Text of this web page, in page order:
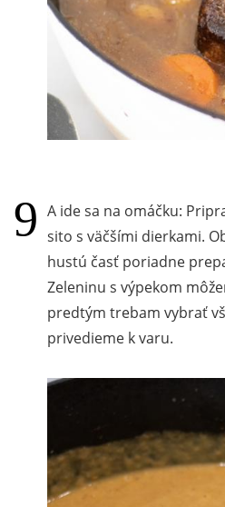
A ide sa na omáčku:
sito s väčšími dierkami.
hustú časť poriadne
Zeleninu s výpekom
predtým trebam vybrať
privedieme k varu.